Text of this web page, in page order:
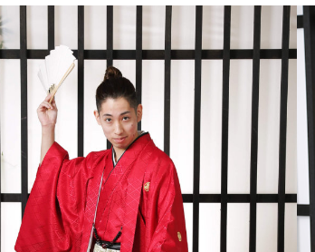
010 赤剣菱 5～7号/7～9号
合わせてお選びくだ